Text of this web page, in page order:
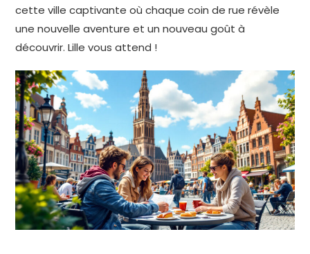
cette ville captivante où chaque coin de rue révèle
une nouvelle aventure et un nouveau goût à
découvrir. Lille vous attend !